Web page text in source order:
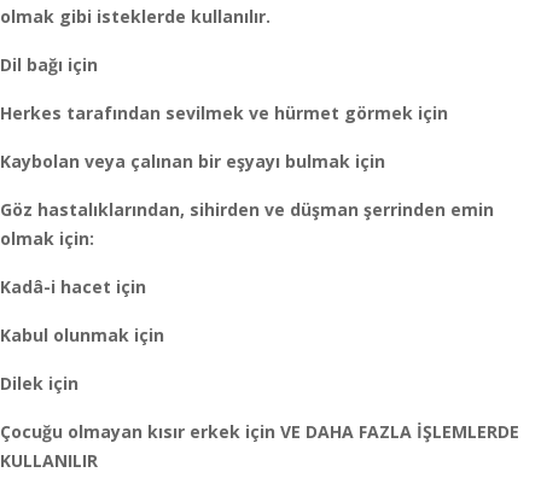
olmak gibi isteklerde kullanılır.
Dil bağı için
Herkes tarafından sevilmek ve hürmet görmek için
Kaybolan veya çalınan bir eşyayı bulmak için
Göz hastalıklarından, sihirden ve düşman şerrinden emin
olmak için:
Kadâ-i hacet için
Kabul olunmak için
Dilek için
Çocuğu olmayan kısır erkek için VE DAHA FAZLA İŞLEMLERDE
KULLANILIR